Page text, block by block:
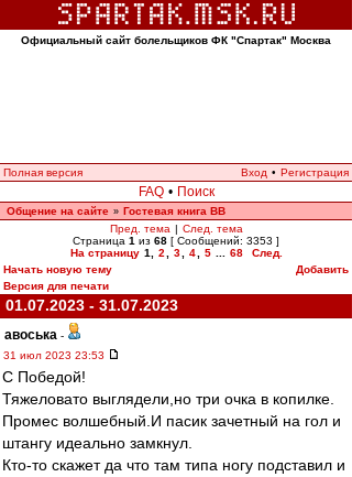
Официальный сайт болельщиков ФК "Спартак" Москва
Полная версия Вход • Регистрация
FAQ • Поиск
Общение на сайте » Гостевая книга ВВ
Пред. тема | След. тема
Страница 1 из 68 [ Сообщений: 3353 ]
На страницу 1 2 3 4 5 68
След.
Начать новую тему
Добавить
Версия для печати
01.07.2023 - 31.07.2023
авоська -
31 июл 2023 23:53
С Победой!
Тяжеловато выглядели,но три очка в копилке.
Промес волшебный.И пасик зачетный на гол и
штангу идеально замкнул.
Кто-то скажет да что там типа ногу подставил и